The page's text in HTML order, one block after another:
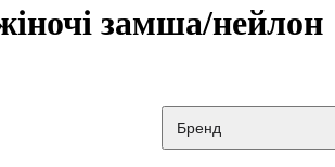
замша/нейлон
Бренд